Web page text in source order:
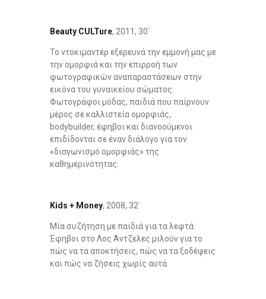
Beauty CULTure, 2011, 30΄
Το ντοκιμαντέρ εξερευνά την εμμονή μας με
την ομορφιά και την επιρροή των
φωτογραφικών αναπαραστάσεων στην
εικόνα του γυναικείου σώματος.
Φωτογράφοι μόδας, παιδιά που παίρνουν
μέρος σε καλλιστεία ομορφιάς,
bodybuilder, έφηβοι και διανοούμενοι
επιδίδονται σε έναν διάλογο για τον
«διαγωνισμό ομορφιάς» της
καθημερινότητας.
Kids + Money, 2008, 32΄
Μία συζήτηση με παιδιά για τα λεφτά.
Έφηβοι στο Λος Άντζελες μιλούν για το
πώς να τα αποκτήσεις, πώς να τα ξοδέψεις
και πώς να ζήσεις χωρίς αυτά.